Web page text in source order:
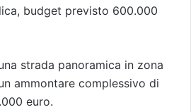
budget previsto 600.000
strada panoramica in zona
ammontare complessivo di
euro.